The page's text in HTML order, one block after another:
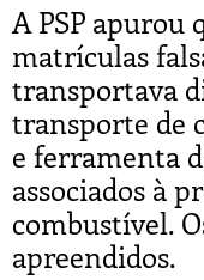
A PSP
matrículas
transportava
transporte de
e ferramenta
associados à
combustível.
apreendidos.